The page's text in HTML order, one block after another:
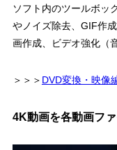
ソフト内のツールボッ
やノイズ除去、GIF作
画作成、ビデオ強化（
＞＞＞ DVD変換・映像
4K動画を各動画フ